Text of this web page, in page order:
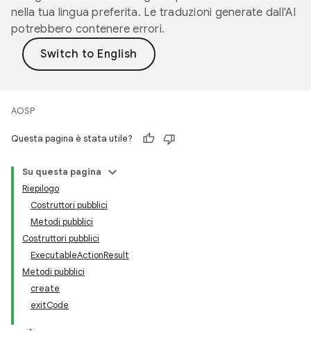
nella tua lingua preferita. Le traduzioni generate dall'AI
potrebbero contenere errori.
AOSP
Questa pagina è stata utile?
Su questa pagina
Riepilogo
Costruttori pubblici
Metodi pubblici
Costruttori pubblici
ExecutableActionResult
Metodi pubblici
create
exitCode